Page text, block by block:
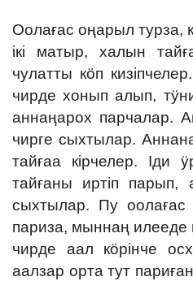
Оолағас оңарыл турза,
ікі матыр, халын
чулатты кӧп
чирде хонып алып,
аннаңарох парчалар.
чирге сыхтылар.
тайғаа кірчелер. Іди
тайғаны иртіп парып,
сыхтылар. Пу оолағас
париза, мыннаң
чирде аал кӧрінче
аалзар орта тут